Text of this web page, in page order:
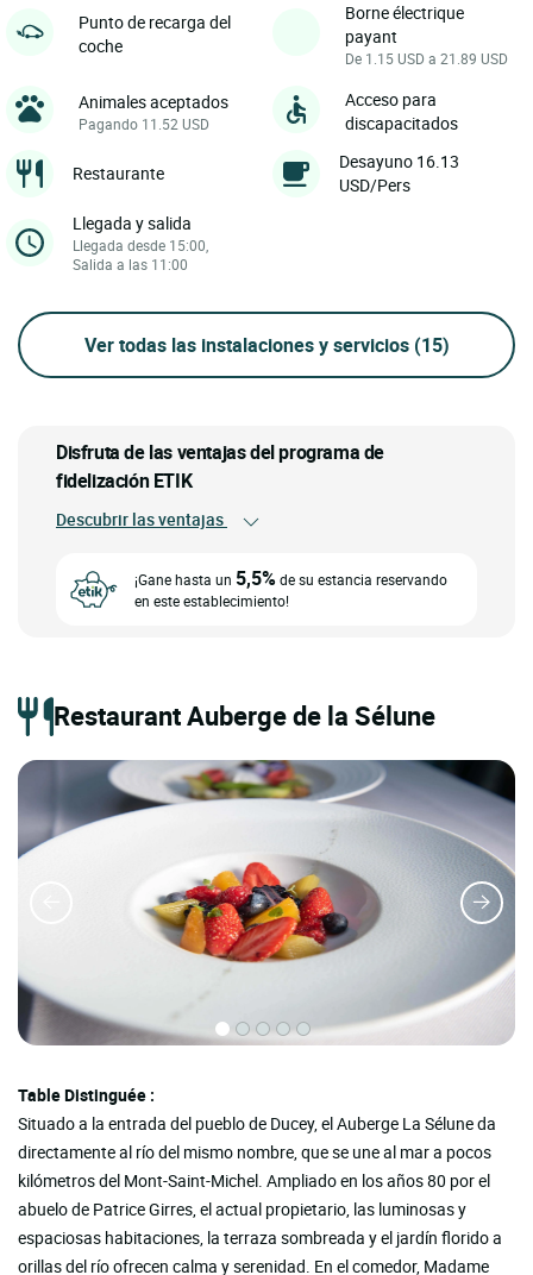
Punto de recarga del
coche
Borne électrique
payant
De 1.15 USD a 21.89 USD
Animales aceptados
Pagando 11.52 USD
Acceso para
discapacitados
Restaurante
Desayuno 16.13
USD/Pers
Llegada y salida
Llegada desde 15:00,
Salida a las 11:00
Ver todas las instalaciones y servicios (15)
Disfruta de las ventajas del programa de
fidelización ETIK
Descubrir las ventajas
¡Gane hasta un 5,5%de su estancia reservando
en este establecimiento!
Restaurant Auberge de la Sélune
Table Distinguée :
Situado a la entrada del pueblo de Ducey, el Auberge La Sélune da
directamente al río del mismo nombre, que se une al mar a pocos
kilómetros del Mont-Saint-Michel. Ampliado en los años 80 por el
abuelo de Patrice Girres, el actual propietario, las luminosas y
espaciosas habitaciones, la terraza sombreada y el jardín florido a
orillas del río ofrecen calma y serenidad. En el comedor, Madame